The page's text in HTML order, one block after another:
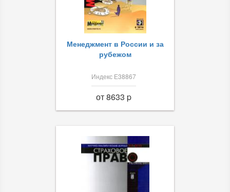
Менеджмент в России и за
рубежом
Индекс Е38867
от 8633 p